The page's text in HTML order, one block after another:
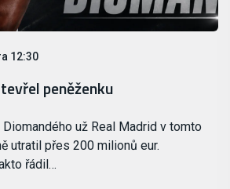
12:30
peněženku
Diomandého už Real Madrid v tomto
utratil přes 200 milionů eur.
řádil…